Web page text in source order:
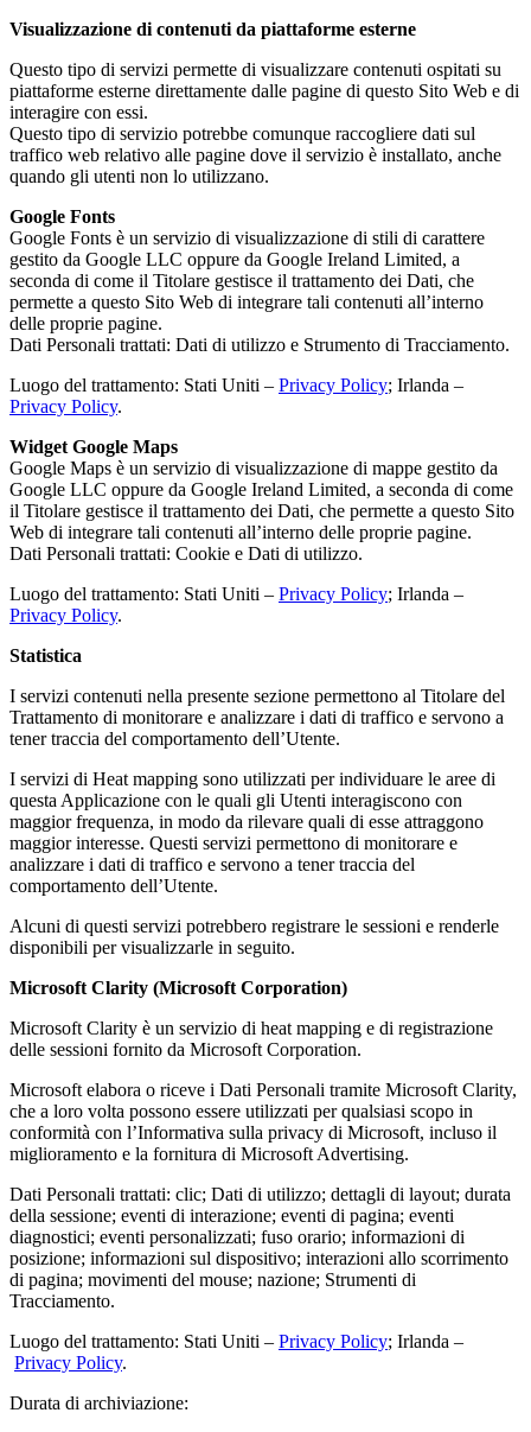
Visualizzazione di contenuti da piattaforme esterne
Questo tipo di servizi permette di visualizzare contenuti ospitati su
piattaforme esterne direttamente dalle pagine di questo Sito Web e di
interagire con essi.
Questo tipo di servizio potrebbe comunque raccogliere dati sul
traffico web relativo alle pagine dove il servizio è installato, anche
quando gli utenti non lo utilizzano.
Google Fonts
Google Fonts è un servizio di visualizzazione di stili di carattere
gestito da Google LLC oppure da Google Ireland Limited, a
seconda di come il Titolare gestisce il trattamento dei Dati, che
permette a questo Sito Web di integrare tali contenuti all’interno
delle proprie pagine.
Dati Personali trattati: Dati di utilizzo e Strumento di Tracciamento.
Luogo del trattamento: Stati Uniti – Privacy Policy; Irlanda –
Privacy Policy.
Widget Google Maps
Google Maps è un servizio di visualizzazione di mappe gestito da
Google LLC oppure da Google Ireland Limited, a seconda di come
il Titolare gestisce il trattamento dei Dati, che permette a questo Sito
Web di integrare tali contenuti all’interno delle proprie pagine.
Dati Personali trattati: Cookie e Dati di utilizzo.
Luogo del trattamento: Stati Uniti – Privacy Policy; Irlanda –
Privacy Policy.
Statistica
I servizi contenuti nella presente sezione permettono al Titolare del
Trattamento di monitorare e analizzare i dati di traffico e servono a
tener traccia del comportamento dell’Utente.
I servizi di Heat mapping sono utilizzati per individuare le aree di
questa Applicazione con le quali gli Utenti interagiscono con
maggior frequenza, in modo da rilevare quali di esse attraggono
maggior interesse. Questi servizi permettono di monitorare e
analizzare i dati di traffico e servono a tener traccia del
comportamento dell’Utente.
Alcuni di questi servizi potrebbero registrare le sessioni e renderle
disponibili per visualizzarle in seguito.
Microsoft Clarity (Microsoft Corporation)
Microsoft Clarity è un servizio di heat mapping e di registrazione
delle sessioni fornito da Microsoft Corporation.
Microsoft elabora o riceve i Dati Personali tramite Microsoft Clarity,
che a loro volta possono essere utilizzati per qualsiasi scopo in
conformità con l’Informativa sulla privacy di Microsoft, incluso il
miglioramento e la fornitura di Microsoft Advertising.
Dati Personali trattati: clic; Dati di utilizzo; dettagli di layout; durata
della sessione; eventi di interazione; eventi di pagina; eventi
diagnostici; eventi personalizzati; fuso orario; informazioni di
posizione; informazioni sul dispositivo; interazioni allo scorrimento
di pagina; movimenti del mouse; nazione; Strumenti di
Tracciamento.
Luogo del trattamento: Stati Uniti – Privacy Policy; Irlanda –
Privacy Policy.
Durata di archiviazione: